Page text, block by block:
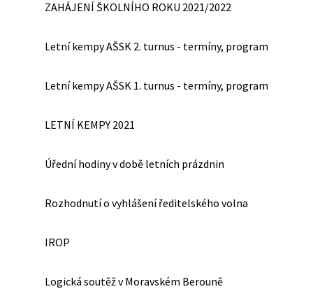
ZAHÁJENÍ ŠKOLNÍHO ROKU 2021/2022
Letní kempy AŠSK 2. turnus - termíny, program
Letní kempy AŠSK 1. turnus - termíny, program
LETNÍ KEMPY 2021
Úřední hodiny v době letních prázdnin
Rozhodnutí o vyhlášení ředitelského volna
IROP
Logická soutěž v Moravském Berouně